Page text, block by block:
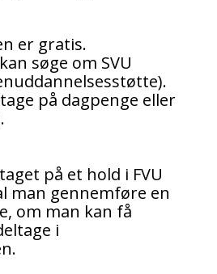
er gratis.
søge om SVU
på dagpenge eller
på et hold i FVU
man gennemføre en
om man kan få
i